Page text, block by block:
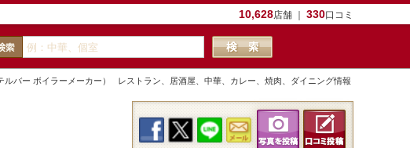
10,628店舗 ｜ 330口コミ
バー ボイラーメーカー） レストラン、居酒屋、中華、カレー、焼肉、ダイニング情報